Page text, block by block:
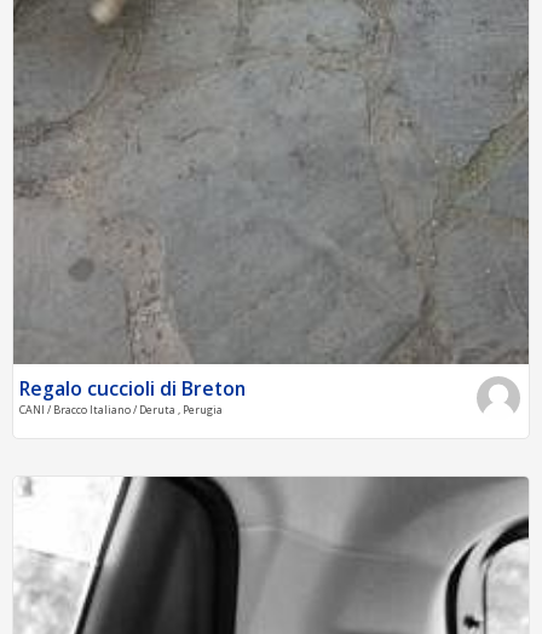
Regalo cuccioli di Breton
CANI / Bracco Italiano / Deruta , Perugia